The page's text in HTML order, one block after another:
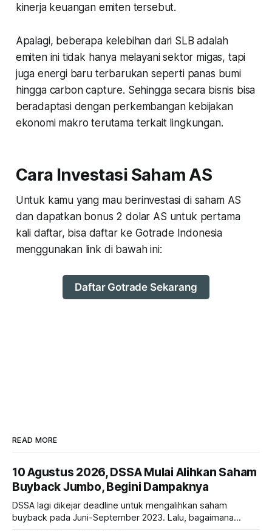
kinerja keuangan emiten tersebut.
Apalagi, beberapa kelebihan dari SLB adalah
emiten ini tidak hanya melayani sektor migas, tapi
juga energi baru terbarukan seperti panas bumi
hingga carbon capture. Sehingga secara bisnis bisa
beradaptasi dengan perkembangan kebijakan
ekonomi makro terutama terkait lingkungan.
Cara Investasi Saham AS
Untuk kamu yang mau berinvestasi di saham AS
dan dapatkan bonus 2 dolar AS untuk pertama
kali daftar, bisa daftar ke Gotrade Indonesia
menggunakan link di bawah ini:
Daftar Gotrade Sekarang
READ MORE
10 Agustus 2026, DSSA Mulai Alihkan Saham
Buyback Jumbo, Begini Dampaknya
DSSA lagi dikejar deadline untuk mengalihkan saham
buyback pada Juni-September 2023. Lalu, bagaimana